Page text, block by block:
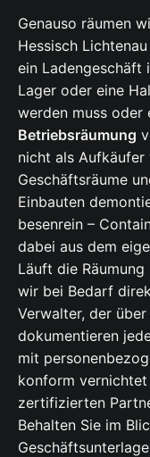
Genauso räumen
Hessisch
ein Ladengeschäft
Lager oder eine
werden muss oder
Betriebsräumung
nicht als Aufkäufer
Geschäftsräume
Einbauten
besenrein –
dabei aus dem
Läuft die
wir bei Bedarf
Verwalter, der
dokumentieren
mit
konform
zertifizierten
Behalten Sie im